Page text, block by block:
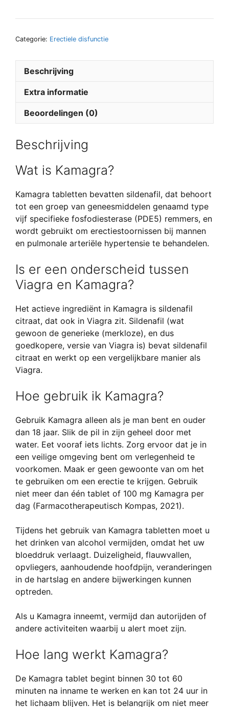
Categorie: Erectiele disfunctie
Beschrijving
Extra informatie
Beoordelingen (0)
Beschrijving
Wat is Kamagra?
Kamagra tabletten bevatten sildenafil, dat behoort
tot een groep van geneesmiddelen genaamd type
vijf specifieke fosfodiesterase (PDE5) remmers, en
wordt gebruikt om erectiestoornissen bij mannen
en pulmonale arteriële hypertensie te behandelen.
Is er een onderscheid tussen
Viagra en Kamagra?
Het actieve ingrediënt in Kamagra is sildenafil
citraat, dat ook in Viagra zit. Sildenafil (wat
gewoon de generieke (merkloze), en dus
goedkopere, versie van Viagra is) bevat sildenafil
citraat en werkt op een vergelijkbare manier als
Viagra.
Hoe gebruik ik Kamagra?
Gebruik Kamagra alleen als je man bent en ouder
dan 18 jaar. Slik de pil in zijn geheel door met
water. Eet vooraf iets lichts. Zorg ervoor dat je in
een veilige omgeving bent om verlegenheid te
voorkomen. Maak er geen gewoonte van om het
te gebruiken om een erectie te krijgen. Gebruik
niet meer dan één tablet of 100 mg Kamagra per
dag (Farmacotherapeutisch Kompas, 2021).
Tijdens het gebruik van Kamagra tabletten moet u
het drinken van alcohol vermijden, omdat het uw
bloeddruk verlaagt. Duizeligheid, flauwvallen,
opvliegers, aanhoudende hoofdpijn, veranderingen
in de hartslag en andere bijwerkingen kunnen
optreden.
Als u Kamagra inneemt, vermijd dan autorijden of
andere activiteiten waarbij u alert moet zijn.
Hoe lang werkt Kamagra?
De Kamagra tablet begint binnen 30 tot 60
minuten na inname te werken en kan tot 24 uur in
het lichaam blijven. Het is belangrijk om niet meer